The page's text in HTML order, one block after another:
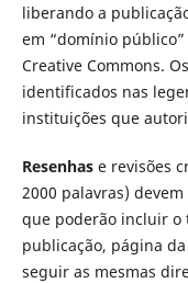
liberando a
em “domínio
Creative Commons.
identificados nas
instituições que
Resenhas e revisões
2000 palavras)
que poderão incluir o
publicação, página
seguir as mesmas